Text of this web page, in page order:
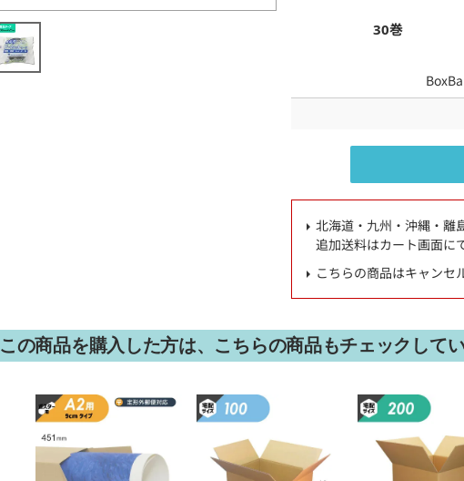
30巻
北海道・九州・沖縄・離
追加送料はカート画面に
こちらの商品はキャンセ
この商品を購入した方は、こちらの商品もチェックしてい